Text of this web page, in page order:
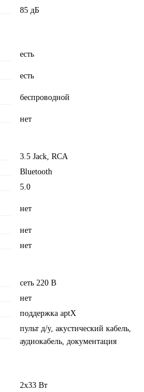
85 дБ
есть
есть
беспроводной
нет
3.5 Jack, RCA
Bluetooth
5.0
нет
нет
нет
сеть 220 В
нет
поддержка aptX
пульт д/у, акустический кабель,
аудиокабель, документация
2x33 Вт